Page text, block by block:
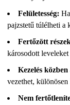
Felületesség:
pajzstetű túlélheti a
Fertőzött
károsodott
Kezelés
vezethet,
Nem